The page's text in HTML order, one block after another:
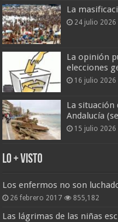
La
24 julio 2026
La opinión
elecciones
16 julio 2026
La situación
Andalucía
15 julio 2026
Lo + Visto
Los enfermos no son
26 febrero 2017 855,182
Las lágrimas de las niñas